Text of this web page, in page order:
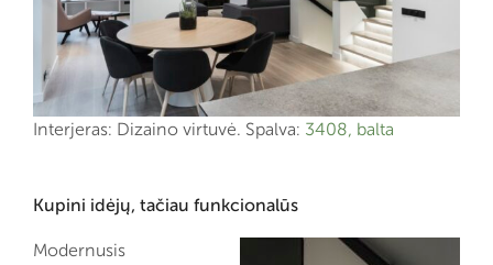
Interjeras: Dizaino virtuvė. Spalva: 3408, balta
Kupini idėjų, tačiau funkcionalūs
Modernusis